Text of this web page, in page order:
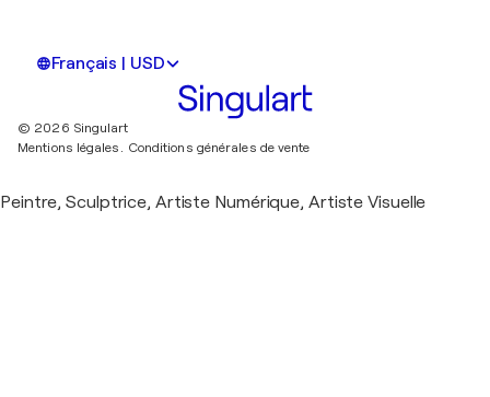
Français | USD
© 2026 Singulart
Mentions légales. Conditions générales de vente
Peintre, Sculptrice, Artiste Numérique, Artiste Visuelle